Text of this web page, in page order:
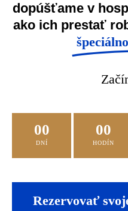
dopúšťame v
ako ich prestať
00
DNÍ
00
HODÍN
Rezervovať